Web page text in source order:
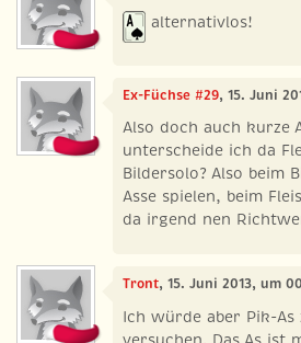
alternativlos!
Ex-Füchse #29, 15. Juni
Also doch auch kurze
unterscheide ich da
Bildersolo? Also beim
Asse spielen, beim
da irgend nen
Tront, 15. Juni 2013, um
Ich würde aber Pik-